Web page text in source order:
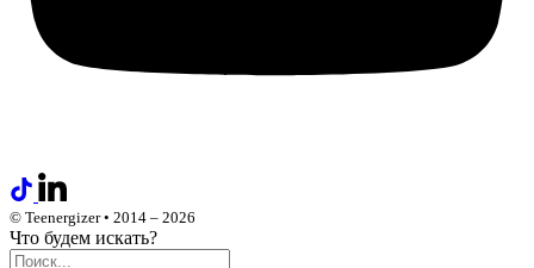
© Teenergizer • 2014 – 2026
Что будем искать?